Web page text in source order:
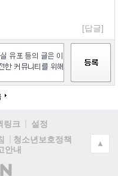
[답글]
링크
설정
청소년보호정책
안내
▲